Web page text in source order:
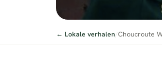
← Lokale verhalen/Choucroute